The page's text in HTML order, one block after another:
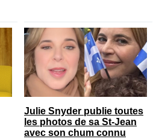
Julie Snyder publie toutes
les photos de sa St-Jean
avec son chum connu